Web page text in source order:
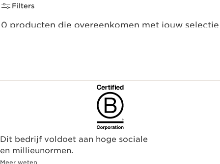
Filters
0 producten die overeenkomen met jouw selectie
Dit bedrijf voldoet aan hoge sociale
en millieunormen.
Meer weten